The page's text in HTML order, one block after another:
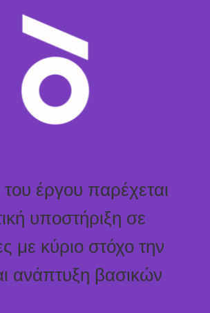
του έργου παρέχεται
υποστήριξη σε
με κύριο στόχο την
ανάπτυξη βασικών